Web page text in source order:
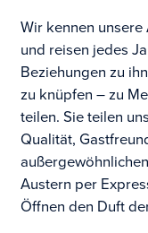
Wir kennen
und reisen jedes
Beziehungen zu
zu knüpfen – zu
teilen. Sie teilen
Qualität,
Austern per
Öffnen den Duft